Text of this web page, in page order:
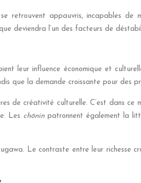
retrouvent appauvris, incapables
deviendra l’un des facteurs de
leur influence économique et
que la demande croissante pour des
de créativité culturelle. C’est dans ce
Les chōnin patronnent également la
Le contraste entre leur richesse